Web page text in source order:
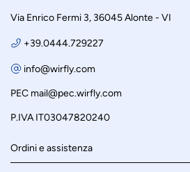
Via Enrico Fermi 3, 36045 Alonte - VI
+39.0444.729227
info@wirfly.com
PEC mail@pec.wirfly.com
P.IVA IT03047820240
Ordini e assistenza